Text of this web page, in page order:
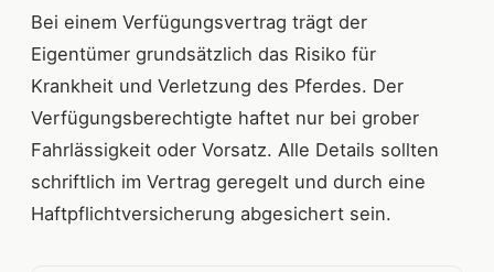
Bei einem Verfügungsvertrag trägt der
Eigentümer grundsätzlich das Risiko für
Krankheit und Verletzung des Pferdes. Der
Verfügungsberechtigte haftet nur bei grober
Fahrlässigkeit oder Vorsatz. Alle Details sollten
schriftlich im Vertrag geregelt und durch eine
Haftpflichtversicherung abgesichert sein.